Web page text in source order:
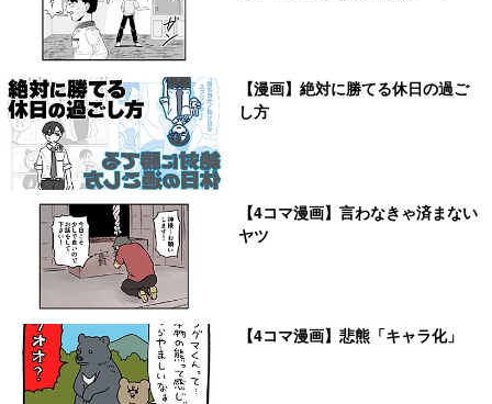
【漫画】絶対に勝てる休日の過ご
し方
【4コマ漫画】言わなきゃ済まない
ヤツ
【4コマ漫画】悲熊「キャラ化」